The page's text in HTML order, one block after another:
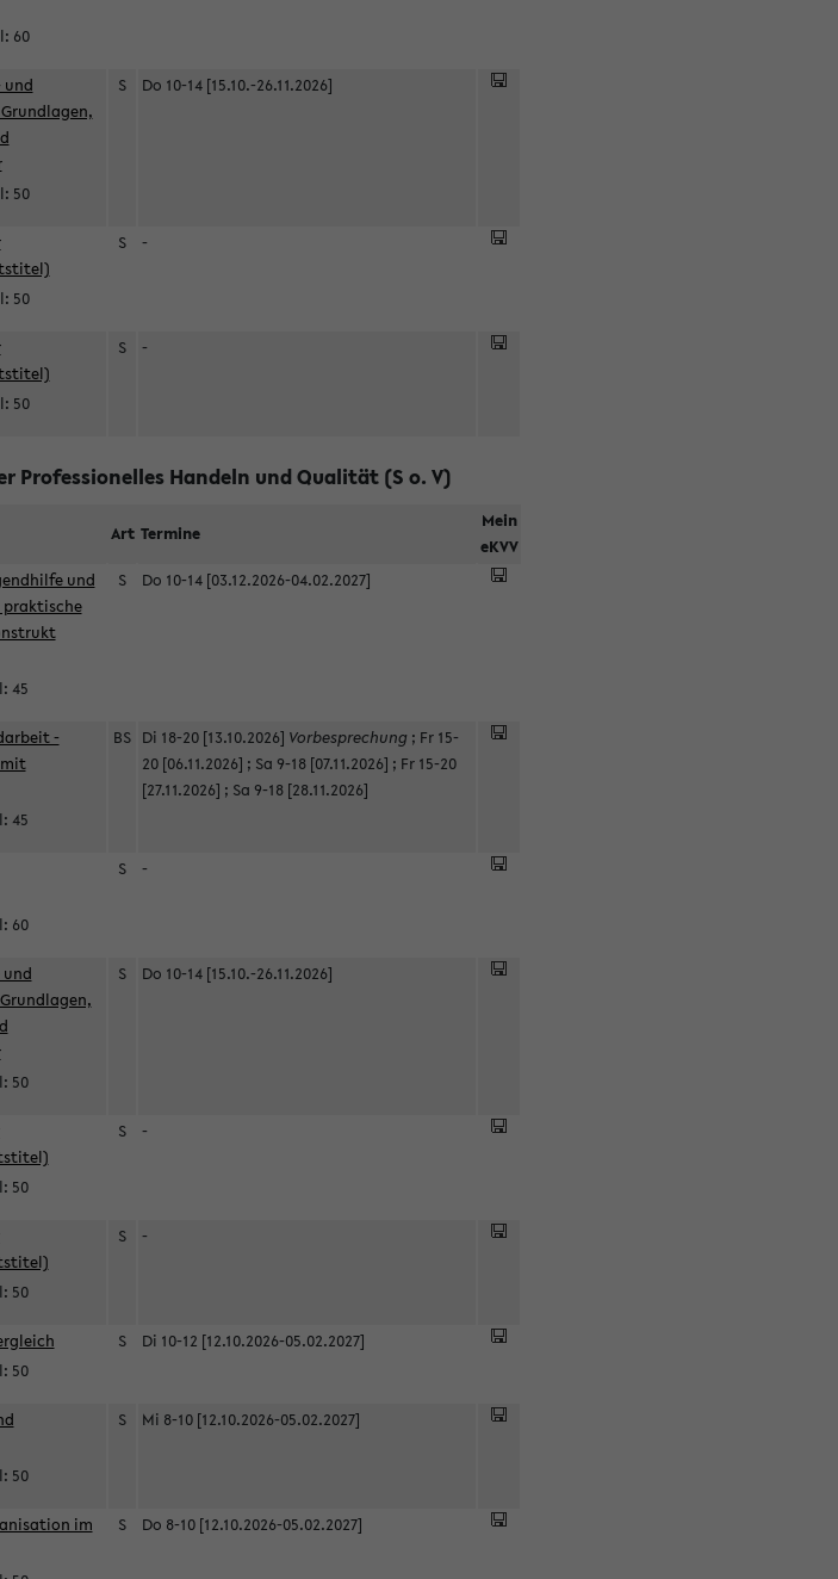
60
und
50
S Do 10-14 [15.10.-26.11.2026]
50
S -
50
S -
Professionelles Handeln und Qualität (S o. V)
Art Termine
Mein
eKVV
und
45
S Do 10-14 [03.12.2026-04.02.2027]
-
45
BS Di 18-20 [13.10.2026] Vorbesprechung; Fr 15-
20 [06.11.2026] ; Sa 9-18 [07.11.2026] ; Fr 15-20
[27.11.2026] ; Sa 9-18 [28.11.2026]
60
S -
50
S Do 10-14 [15.10.-26.11.2026]
50
S -
50
S -
50
S Di 10-12 [12.10.2026-05.02.2027]
50
S Mi 8-10 [12.10.2026-05.02.2027]
im
S Do 8-10 [12.10.2026-05.02.2027]